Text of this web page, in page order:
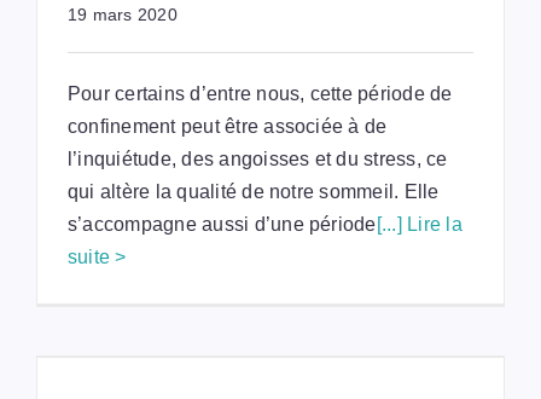
19 mars 2020
Pour certains d’entre nous, cette période de
confinement peut être associée à de
l’inquiétude, des angoisses et du stress, ce
qui altère la qualité de notre sommeil. Elle
s’accompagne aussi d’une période[...] Lire la
suite >